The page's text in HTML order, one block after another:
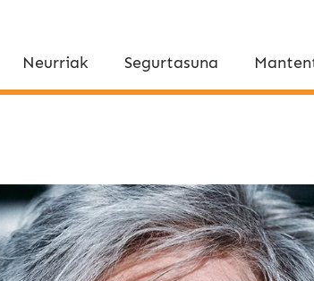
Neurriak Segurtasuna